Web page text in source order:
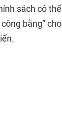
sách có
bằng”